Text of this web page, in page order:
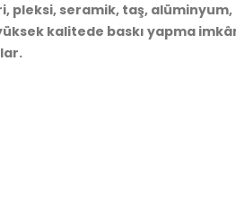
seramik, taş,
kalitede baskı yapma